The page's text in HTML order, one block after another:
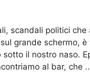
scandali politici che
grande schermo,
il nostro naso.
al bar, che